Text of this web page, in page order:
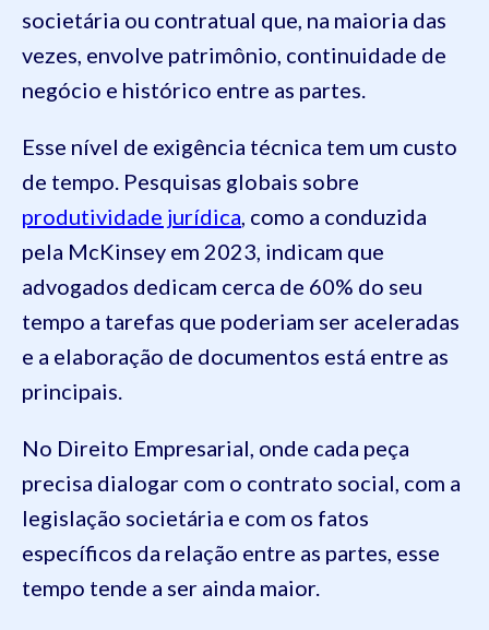
societária ou contratual que, na maioria das
vezes, envolve patrimônio, continuidade de
negócio e histórico entre as partes.
Esse nível de exigência técnica tem um custo
de tempo. Pesquisas globais sobre
produtividade jurídica, como a conduzida
pela McKinsey em 2023, indicam que
advogados dedicam cerca de 60% do seu
tempo a tarefas que poderiam ser aceleradas
e a elaboração de documentos está entre as
principais.
No Direito Empresarial, onde cada peça
precisa dialogar com o contrato social, com a
legislação societária e com os fatos
específicos da relação entre as partes, esse
tempo tende a ser ainda maior.